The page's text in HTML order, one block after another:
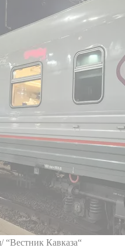
Кавказа“